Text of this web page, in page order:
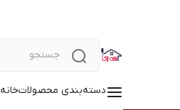
دسته‌بندی محصولاتخانه